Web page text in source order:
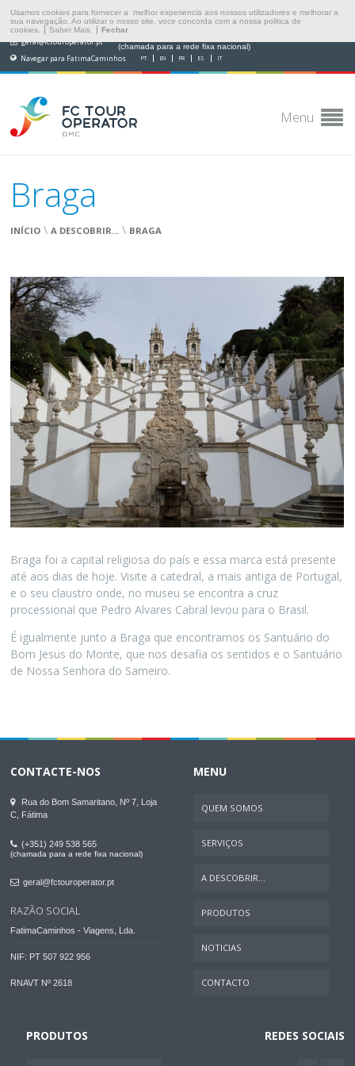
Usamos cookies para fornecer a melhor experiencia aos nossos utilizadores e melhorar a
sua navegação. Ao utilizar o nosso site, voce concorda com a nossa politica de
cookies.
Saber Mais Fechar
geral@fctouroperator.pt (chamada para a rede fixa nacional)
Navegar para FatimaCaminhos PT EN FR ES IT
Menu
Braga
INÍCIO \ A DESCOBRIR... \ BRAGA
Braga foi a capital religiosa do país e essa marca está presente
até aos dias de hoje. Visite a catedral, a mais antiga de Portugal,
e o seu claustro onde, no museu se encontra a cruz
processional que Pedro Alvares Cabral levou para o Brasil.
É igualmente junto a Braga que encontramos os Santuário do
Bom Jesus do Monte, que nos desafia os sentidos e o Santuário
de Nossa Senhora do Sameiro.
CONTACTE-NOS
Rua do Bom Samaritano, Nº 7, Loja
C, Fátima
(+351) 249 538 565
(chamada para a rede fixa nacional)
geral@fctouroperator.pt
RAZÃO SOCIAL
FatimaCaminhos - Viagens, Lda.
NIF: PT 507 922 956
RNAVT Nº 2618
MENU
QUEM SOMOS
SERVIÇOS
A DESCOBRIR...
PRODUTOS
NOTICIAS
CONTACTO
PRODUTOS REDES SOCIAIS